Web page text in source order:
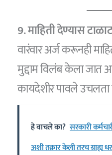
9. माहिती देण्यास
वारंवार अर्ज करूनही
मुद्दाम विलंब केला जात
कायदेशीर पावले उचलता
हे वाचले का? सरकारी
अशी तक्रार केली तरच ग्राह्य